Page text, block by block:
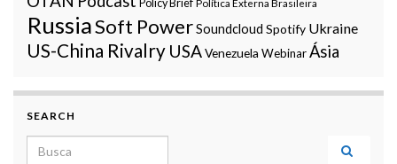
Policy Brief Política Externa Brasileira
RussiaSoft PowerSoundcloud Spotify Ukraine
US-China Rivalry USAVenezuela WebinarÁsia
SEARCH
Search for: